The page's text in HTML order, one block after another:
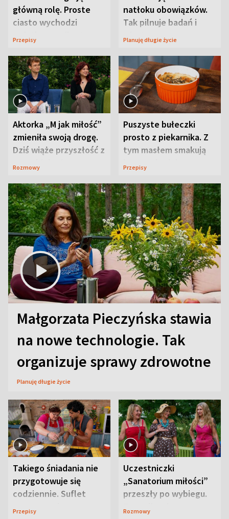
główną rolę. Proste
ciasto wychodzi
wyjątkowo wilgotne
Przepisy
natłoku obowiązków.
Tak pilnuje badań i
wizyt
Planuję długie życie
Aktorka „M jak miłość”
zmieniła swoją drogę.
Dziś wiąże przyszłość z
neurobiologią
Rozmowy
Puszyste bułeczki
prosto z piekarnika. Z
tym masłem smakują
jeszcze lepiej
Przepisy
Małgorzata Pieczyńska stawia
na nowe technologie. Tak
organizuje sprawy zdrowotne
Planuję długie życie
Takiego śniadania nie
przygotowuje się
codziennie. Suflet
serowy zachwyca
Przepisy
Uczestniczki
„Sanatorium miłości”
przeszły po wybiegu.
Te stylizacje
Rozmowy